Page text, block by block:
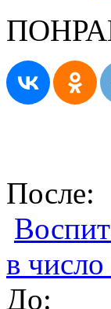
После:
в
До: